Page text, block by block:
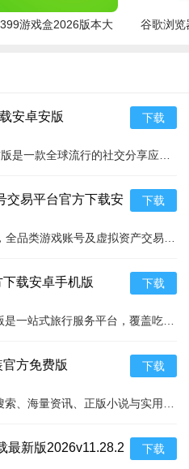
情包和GIF。你可以与单个好
标记。注意：陌生人给你发私
意。
，点击右上角菜单（三条横
”，在列表中找到“中文（简
免修改版。如果闪退尝试：1.
Android 7.0以上。若仍不行，
游戏盒2026版本大
谷歌浏览
安卓安版
官方安卓版
下载
交易平台官方下载安
卓版
下载
载安卓手机版
下载
方免费版
下载
最新版2026v11.28.2
下载